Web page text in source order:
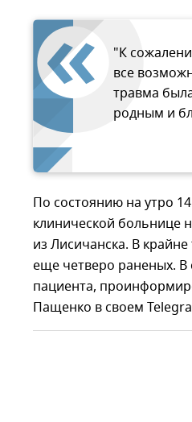
"К
все
травма
родным и
По состоянию на утро
клинической больнице
из Лисичанска. В
еще четверо раненых. В
пациента,
Пащенко в своем